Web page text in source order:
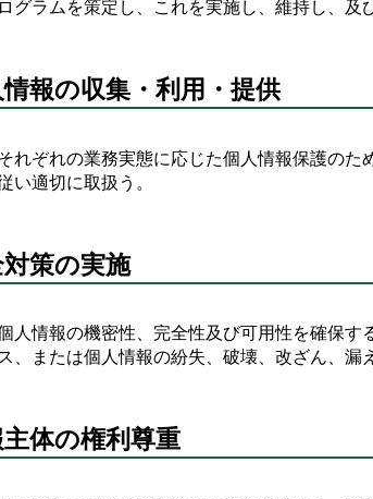
グラムを策定し、これを実施し、維持し、及
報の収集・利用・提供
れぞれの業務実態に応じた個人情報保護の
い適切に取扱う。
策の実施
人情報の機密性、完全性及び可用性を確保
、または個人情報の紛失、破壊、改ざん、漏
体の権利尊重